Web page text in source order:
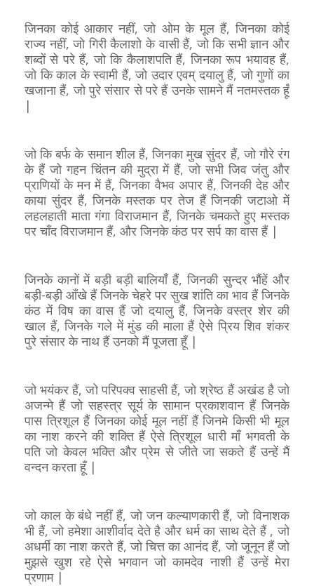
जिनका कोई आकार नहीं, जो ओम के मूल हैं, जिनका कोई
राज्य नहीं, जो गिरी कैलाशो के वासी हैं, जो कि सभी ज्ञान और
शब्दों से परे हैं, जो कि कैलाशपति हैं, जिनका रूप भयावह हैं,
जो कि काल के स्वामी हैं, जो उदार एवम् दयालु हैं, जो गुणों का
खजाना हैं, जो पुरे संसार से परे हैं उनके सामने मैं नतमस्तक हूँ
|
जो कि बर्फ के समान शील हैं, जिनका मुख सुंदर हैं, जो गौरे रंग
के हैं जो गहन चिंतन की मुद्रा में हैं, जो सभी जिव जंतु और
प्राणियों के मन में हैं, जिनका वैभव अपार हैं, जिनकी देह और
काया सुंदर हैं, जिनके मस्तक पर तेज हैं जिनकी जटाओ में
लहलहाती माता गंगा विराजमान हैं, जिनके चमकते हुए मस्तक
पर चाँद विराजमान हैं, और जिनके कंठ पर सर्प का वास हैं |
जिनके कानों में बड़ी बड़ी बालियाँ हैं, जिनकी सुन्दर भौंहें और
बड़ी-बड़ी आँखे हैं जिनके चेहरे पर सुख शांति का भाव हैं जिनके
कंठ में विष का वास हैं जो दयालु हैं, जिनके वस्त्र शेर की
खाल हैं, जिनके गले में मुंड की माला हैं ऐसे प्रिय शिव शंकर
पुरे संसार के नाथ हैं उनको मैं पूजता हूँ |
जो भयंकर हैं, जो परिपक्व साहसी हैं, जो श्रेष्ठ हैं अखंड है जो
अजन्मे हैं जो सहस्त्र सूर्य के सामान प्रकाशवान हैं जिनके
पास त्रिशूल हैं जिनका कोई मूल नहीं हैं जिनमे किसी भी मूल
का नाश करने की शक्ति हैं ऐसे त्रिशूल धारी माँ भगवती के
पति जो केवल भक्ति और प्रेम से जीते जा सकते हैं उन्हें मैं
वन्दन करता हूँ |
जो काल के बंधे नहीं हैं, जो जन कल्याणकारी हैं, जो विनाशक
भी हैं, जो हमेशा आशीर्वाद देते है और धर्म का साथ देते हैं , जो
अधर्मी का नाश करते हैं, जो चित्त का आनंद हैं, जो जूनून हैं जो
मुझसे खुश रहे ऐसे भगवान जो कामदेव नाशी हैं उन्हें मेरा
प्रणाम |